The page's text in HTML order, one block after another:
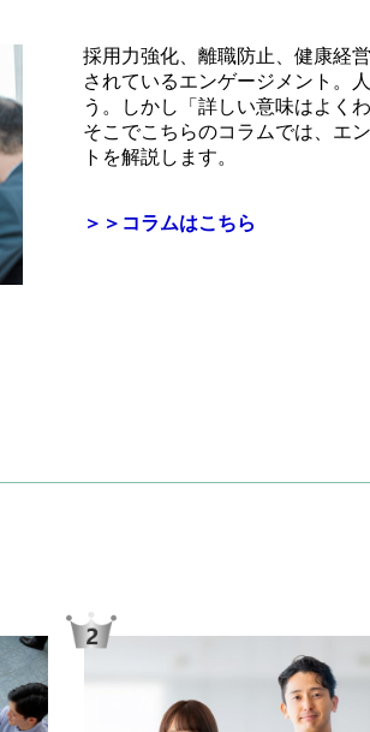
採用力強化、離職防止、健康経
されているエンゲージメント。
う。しかし「詳しい意味はよく
そこでこちらのコラムでは、エ
トを解説します。
＞＞コラムはこちら